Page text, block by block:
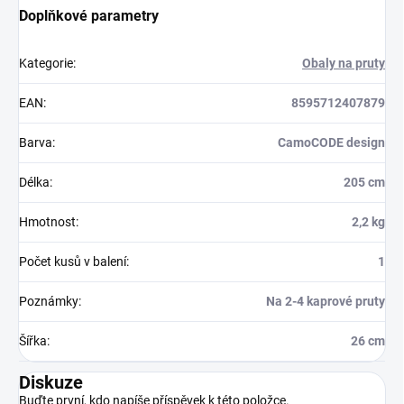
Doplňkové parametry
Kategorie: Obaly na pruty
EAN: 8595712407879
Barva: CamoCODE design
Délka: 205 cm
Hmotnost: 2,2 kg
Počet kusů v balení: 1
Poznámky: Na 2-4 kaprové pruty
Šířka: 26 cm
Diskuze
Buďte první, kdo napíše příspěvek k této položce.